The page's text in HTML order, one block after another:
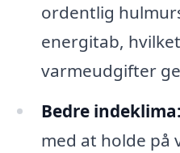
ordentlig
energitab,
varmeudgifter
Bedre indeklima:
med at holde på